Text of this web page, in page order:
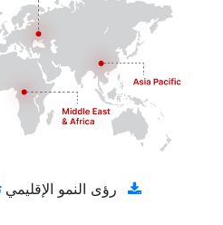
رؤى النمو الإقليمي